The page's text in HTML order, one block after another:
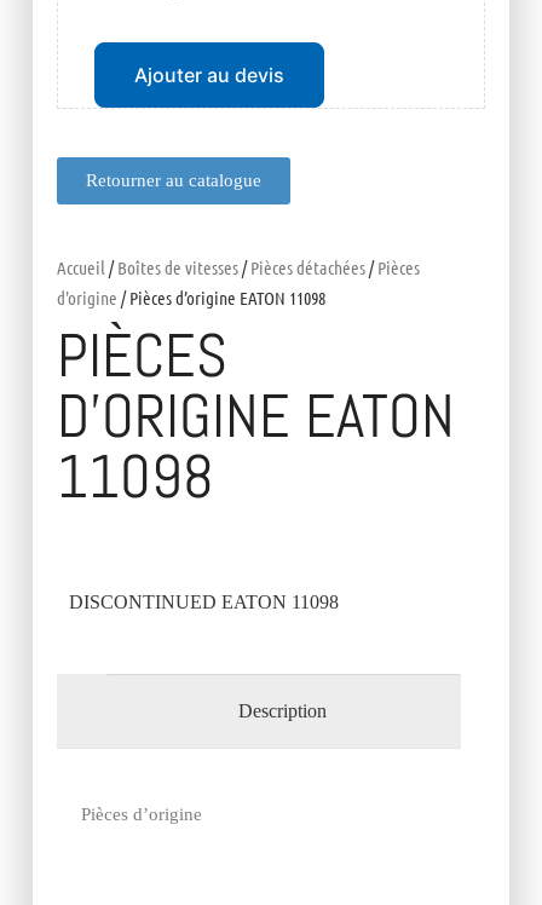
Retourner au catalogue
Accueil /Boîtes de vitesses/Pièces détachées/Pièces
d'origine / Pièces d’origine EATON 11098
PIÈCES
D’ORIGINE EATON
11098
DISCONTINUED EATON 11098
Description
Pièces d’origine
Ajouter au devis